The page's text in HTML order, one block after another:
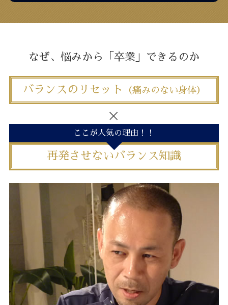
なぜ、悩みから「卒業」できるのか
バランスのリセット （痛みのない身体）
ここが人気の理由！！
再発させないバランス知識